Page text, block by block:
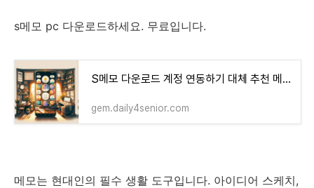
s메모 pc 다운로드하세요. 무료입니다.
S메모 다운로드 계정 연동하기 대체 추천 메모 어플
gem.daily4senior.com
메모는 현대인의 필수 생활 도구입니다. 아이디어 스케치,